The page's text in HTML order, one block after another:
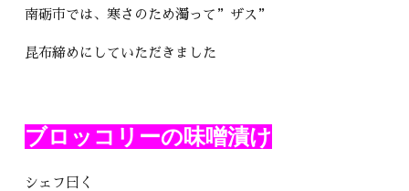
南砺市では、寒さのため濁って”ザス”
昆布締めにしていただきました
ブロッコリーの味噌漬け
シェフ曰く